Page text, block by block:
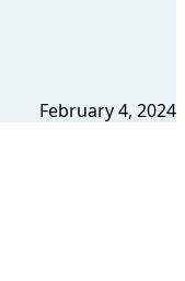
February 4, 2024